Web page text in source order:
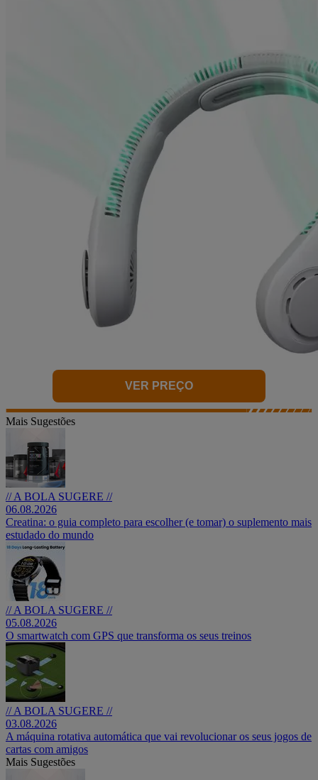
VER PREÇO
Mais Sugestões
// A BOLA SUGERE //
06.08.2026
Creatina: o guia completo para escolher (e tomar) o suplemento mais
estudado do mundo
// A BOLA SUGERE //
05.08.2026
O smartwatch com GPS que transforma os seus treinos
// A BOLA SUGERE //
03.08.2026
A máquina rotativa automática que vai revolucionar os seus jogos de
cartas com amigos
Mais Sugestões